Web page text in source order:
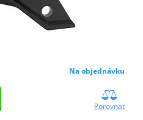
Na objednávku
Porovnať